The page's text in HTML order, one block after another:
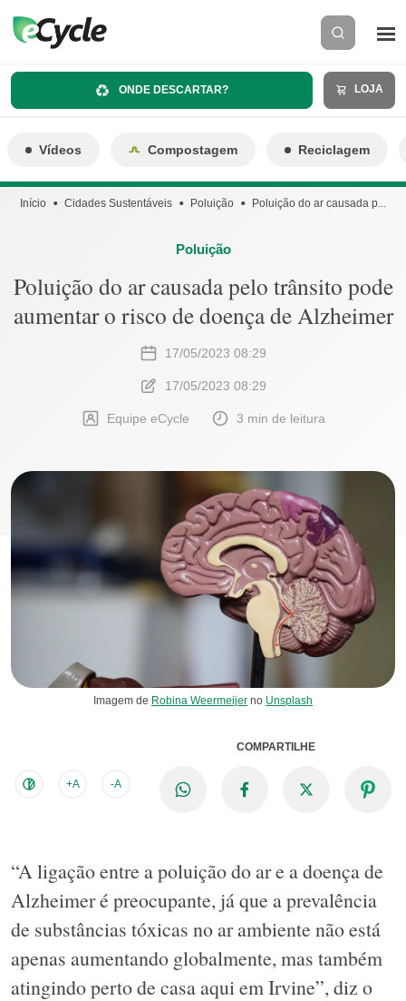
ONDE DESCARTAR? LOJA
Vídeos Compostagem Reciclagem
Início Cidades Sustentáveis Poluição Poluição do ar causada p...
Poluição
Poluição do ar causada pelo trânsito pode
aumentar o risco de doença de Alzheimer
17/05/2023 08:29
17/05/2023 08:29
Equipe eCycle 3 min de leitura
Imagem de Robina Weermeijer no Unsplash
+A -A
COMPARTILHE
“A ligação entre a poluição do ar e a doença de
Alzheimer é preocupante, já que a prevalência
de substâncias tóxicas no ar ambiente não está
apenas aumentando globalmente, mas também
atingindo perto de casa aqui em Irvine”, diz o